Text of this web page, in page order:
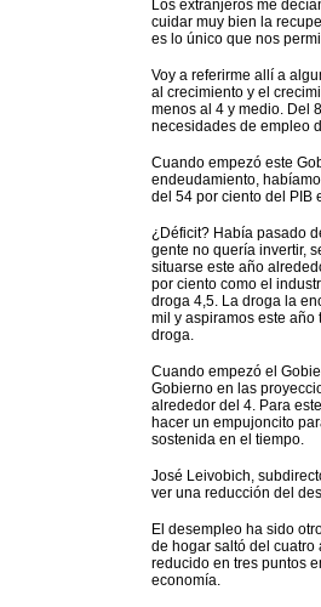
Los extranjeros me
cuidar muy bien la
es lo único que nos
Voy a referirme allí a
al crecimiento y el
menos al 4 y medio. Del
necesidades de empleo
Cuando empezó este
endeudamiento,
del 54 por ciento del PIB
¿Déficit? Había pasado
gente no quería invertir,
situarse este año
por ciento como el
droga 4,5. La droga la
mil y aspiramos este
droga.
Cuando empezó el
Gobierno en las
alrededor del 4. Para
hacer un empujoncito
sostenida en el tiempo.
José Leivobich,
ver una reducción del
El desempleo ha sido
de hogar saltó del cuatro
reducido en tres puntos
economía.